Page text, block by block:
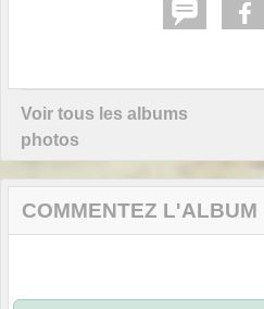
Voir tous les albums
photos
COMMENTEZ L'ALBUM